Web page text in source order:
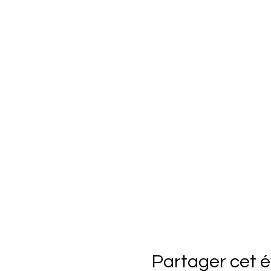
Partager cet